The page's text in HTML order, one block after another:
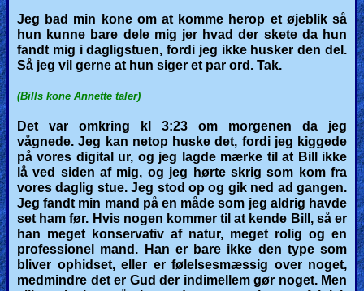
Bible
Questions
Something
Funny...
2nd
Page,
Older
Material
Jeg bad min kone om at komme herop et øjeblik så
hun kunne bare dele mig jer hvad der skete da hun
fandt mig i dagligstuen, fordi jeg ikke husker den del.
Så jeg vil gerne at hun siger et par ord. Tak.
(Bills kone Annette taler)
Det var omkring kl 3:23 om morgenen da jeg
vågnede.Jeg kan netop huske det, fordi jeg kiggede
på vores digital ur, og jeg lagde mærke til at Bill ikke
lå ved siden af mig, og jeg hørte skrig som kom fra
vores daglig stue. Jeg stod op og gik ned ad gangen.
Jeg fandt min mand på en måde som jeg aldrig havde
set ham før. Hvis nogen kommer til at kende Bill, så er
han meget konservativ af natur, meget rolig og en
professionel mand. Han er bare ikke den type som
bliver ophidset, eller er følelsesmæssig over noget,
medmindre det er Gud der indimellem gør noget. Men